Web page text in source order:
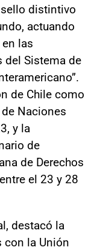
distintivo
actuando
las
del Sistema de
de Chile como
Naciones
y la
de
de Derechos
el 23 y 28
destacó la
la Unión